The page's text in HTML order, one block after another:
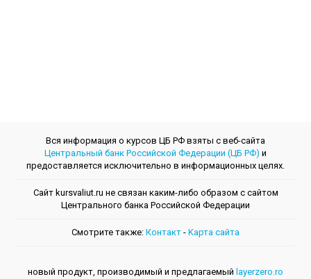
Вся информация о курсов ЦБ РФ взяты с веб-сайта
Центральный банк Российской Федерации (ЦБ РФ) и
предоставляется исключительно в информационных целях.
Сайт kursvaliut.ru не связан каким-либо образом с сайтом
Центрального банкa Российской Федерации
Смотрите также: Контакт - Kарта сайта
новый продукт, производимый и предлагаемый layerzero.ro